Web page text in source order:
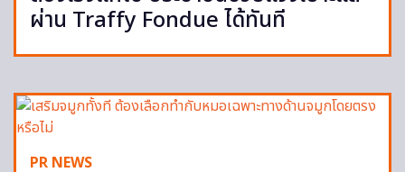
ผ่าน Traffy Fondue ได้ทันที
PR NEWS